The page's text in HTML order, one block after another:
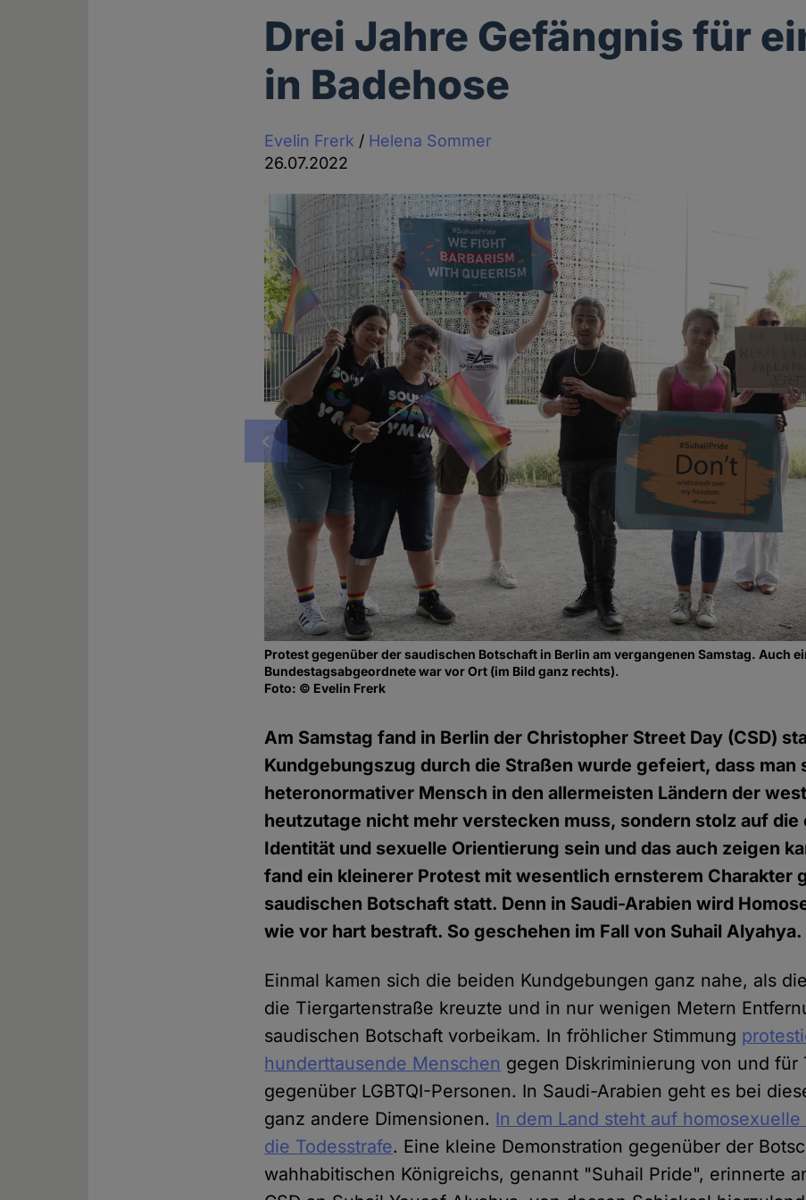
Drei Jahre Gefängnis für
in Badehose
Evelin Frerk / Helena Sommer
26.07.2022
Vorheriges
Protest gegenüber der saudischen Botschaft in Berlin am vergangenen Samstag. Auch
Bundestagsabgeordnete war vor Ort (im Bild ganz rechts).
Foto: © Evelin Frerk
Am Samstag fand in Berlin der Christopher Street Day (CSD)
Kundgebungszug durch die Straßen wurde gefeiert, dass man
heteronormativer Mensch in den allermeisten Ländern der
heutzutage nicht mehr verstecken muss, sondern stolz auf die
Identität und sexuelle Orientierung sein und das auch zeigen
fand ein kleinerer Protest mit wesentlich ernsterem Charakter
saudischen Botschaft statt. Denn in Saudi-Arabien wird
wie vor hart bestraft. So geschehen im Fall von Suhail Alyahya.
Einmal kamen sich die beiden Kundgebungen ganz nahe, als
die Tiergartenstraße kreuzte und in nur wenigen Metern
saudischen Botschaft vorbeikam. In fröhlicher Stimmung
hunderttausende Menschen gegen Diskriminierung von und für
gegenüber LGBTQI-Personen. In Saudi-Arabien geht es bei
ganz andere Dimensionen. In dem Land steht auf
die Todesstrafe. Eine kleine Demonstration gegenüber der
wahhabitischen Königreichs, genannt "Suhail Pride", erinnerte